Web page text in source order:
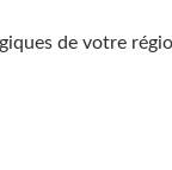
de votre